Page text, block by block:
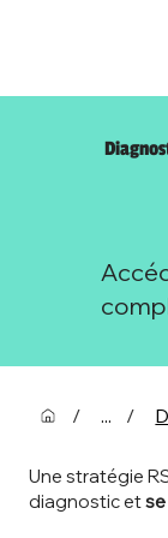
/ ... /
Une stratégie
diagnostic et